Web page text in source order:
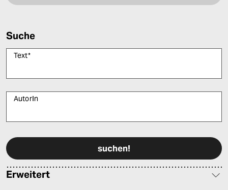
Suche
Text*
AutorIn
Erweitert